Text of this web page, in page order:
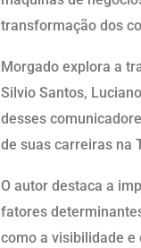
transformação dos
Morgado explora a
Silvio Santos,
desses
de suas carreiras na
O autor destaca a
fatores
como a visibilidade